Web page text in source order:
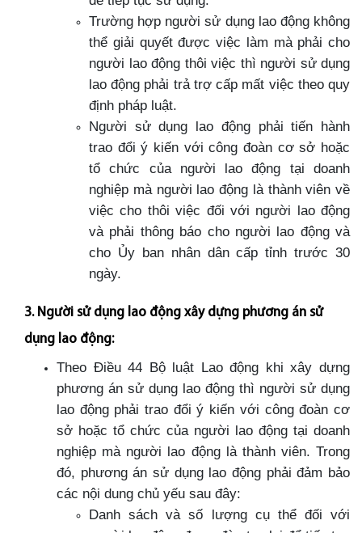
Trường hợp người sử dụng lao động không
thể giải quyết được việc làm mà phải cho
người lao động thôi việc thì người sử dụng
lao động phải trả trợ cấp mất việc theo quy
định pháp luật.
Người sử dụng lao động phải tiến hành
trao đổi ý kiến với công đoàn cơ sở hoặc
tổ chức của người lao động tại doanh
nghiệp mà người lao động là thành viên về
việc cho thôi việc đối với người lao động
và phải thông báo cho người lao động và
cho Ủy ban nhân dân cấp tỉnh trước 30
ngày.
3. Người sử dụng lao động xây dựng phương án sử
dụng lao động:
Theo Điều 44 Bộ luật Lao động khi xây dựng
phương án sử dụng lao động thì người sử dụng
lao động phải trao đổi ý kiến với công đoàn cơ
sở hoặc tổ chức của người lao động tại doanh
nghiệp mà người lao động là thành viên. Trong
đó, phương án sử dụng lao động phải đảm bảo
các nội dung chủ yếu sau đây:
Danh sách và số lượng cụ thể đối với